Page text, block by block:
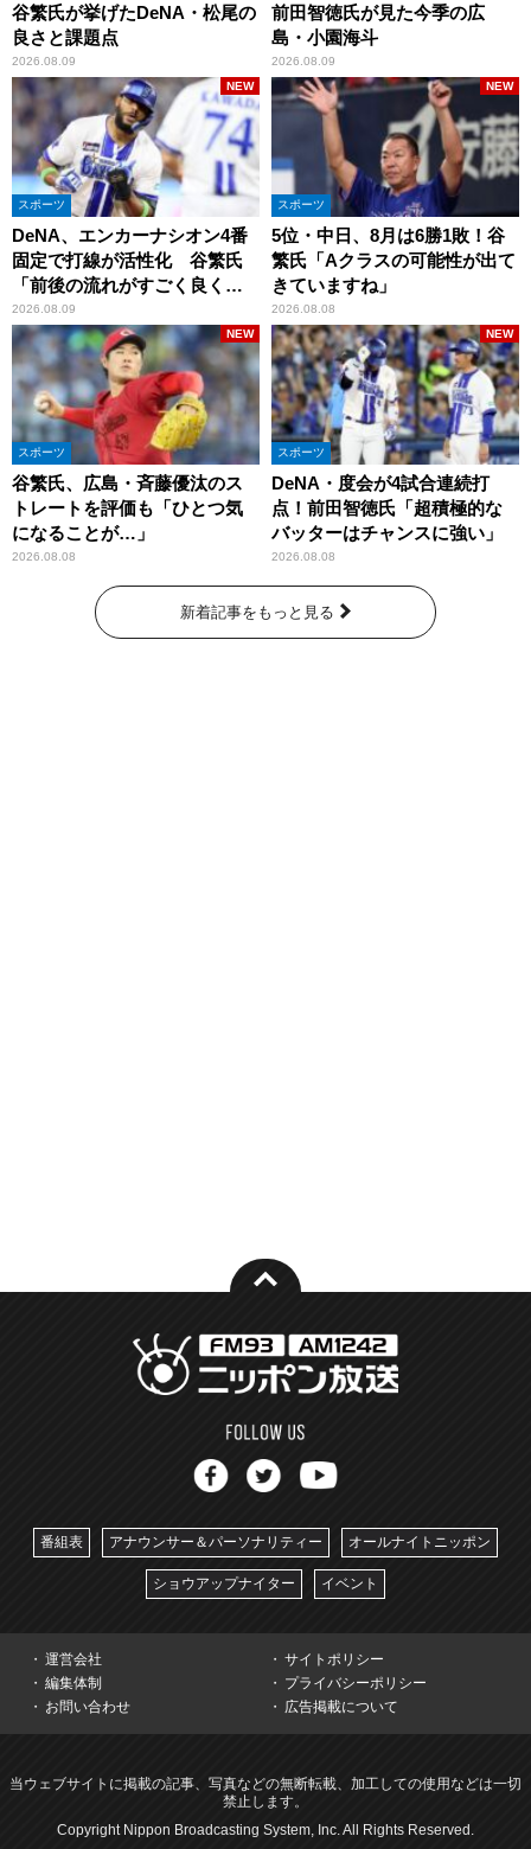
谷繁氏が挙げたDeNA・松尾の
良さと課題点
2026.08.09
前田智徳氏が見た今季の広
島・小園海斗
2026.08.09
スポーツ
DeNA、エンカーナシオン4番
固定で打線が活性化 谷繁氏
「前後の流れがすごく良くな
りましたね」
2026.08.09
NEW
スポーツ
5位・中日、8月は6勝1敗！谷
繁氏「Aクラスの可能性が出て
きていますね」
2026.08.08
NEW
スポーツ
谷繁氏、広島・斉藤優汰のス
トレートを評価も「ひとつ気
になることが…」
2026.08.08
NEW
スポーツ
DeNA・度会が4試合連続打
点！前田智徳氏「超積極的な
バッターはチャンスに強い」
2026.08.08
NEW
新着記事をもっと見る
番組表 アナウンサー＆パーソナリティー オールナイトニッポン
ショウアップナイター イベント
運営会社
サイトポリシー
編集体制
プライバシーポリシー
お問い合わせ
広告掲載について
当ウェブサイトに掲載の記事、写真などの無断転載、加工しての使用などは一切
禁止します。
Copyright Nippon Broadcasting System, Inc. All Rights Reserved.